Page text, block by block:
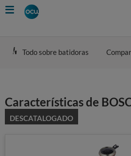
Skip
to
Todo sobre batidoras
Características de
DESCATALOGADO